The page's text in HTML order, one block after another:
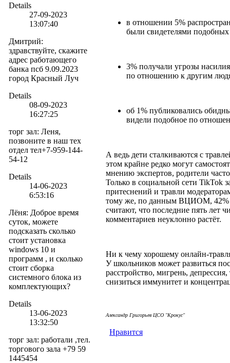
Details
27-09-2023
13:07:40
Дмитрий:
здравствуйте, скажите
адрес работающего
банка псб 9.09.2023
город Красный Луч
Details
08-09-2023
16:27:25
торг зал: Леня,
позвоните в наш тех
отдел тел+7-959-144-
54-12
Details
14-06-2023
6:53:16
Лёня: Доброе время
суток, можете
подсказать сколько
стоит установка
windows 10 и
программ , и сколько
стоит сборка
системного блока из
комплектующих?
Details
13-06-2023
13:32:50
торг зал: работали ,тел.
торгового зала +79 59
1445454
в отношении 5%
были свидетелями
3% получали угрозы
по отношению к другим
об 1% публиковались
видели подобное по
А ведь дети сталкиваются с
этом крайне редко могут
мнению экспертов, родители
Только в социальной сети TikTok
притеснений и травли
тому же, по данным ВЦИОМ, 42%
считают, что последние пять лет
комментариев неуклонно растёт.
Ни к чему хорошему онлайн-
У школьников может развиться
расстройство, мигрень,
снизиться иммунитет и
Александр Григорьев ЦСО "Крокус"
Нравится